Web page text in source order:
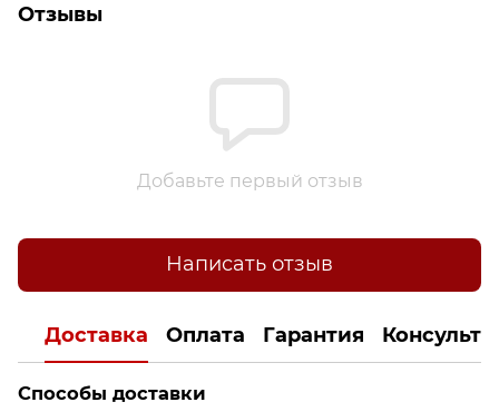
Отзывы
Добавьте первый отзыв
Написать отзыв
Доставка Оплата Гарантия
Способы доставки